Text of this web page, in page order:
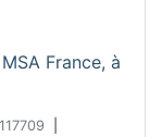
France, à